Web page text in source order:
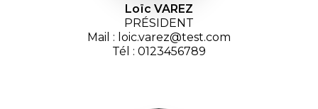
Loïc VAREZ
PRÉSIDENT
Mail : loic.varez@test.com
Tél : 0123456789